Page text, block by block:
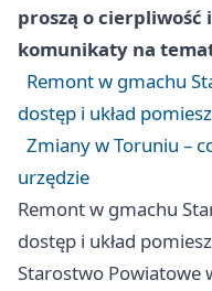
proszą o cierpliwość
komunikaty na
Remont w gmachu
dostęp i układ
Zmiany w Toruniu –
urzędzie
Remont w gmachu
dostęp i układ
Starostwo Powiatowe